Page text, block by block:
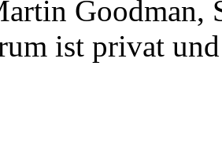
Goodman,
ist privat